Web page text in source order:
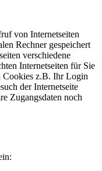
von Internetseiten
Rechner gespeichert
verschiedene
Internetseiten für Sie
Cookies z.B. Ihr Login
der Internetseite
Zugangsdaten noch